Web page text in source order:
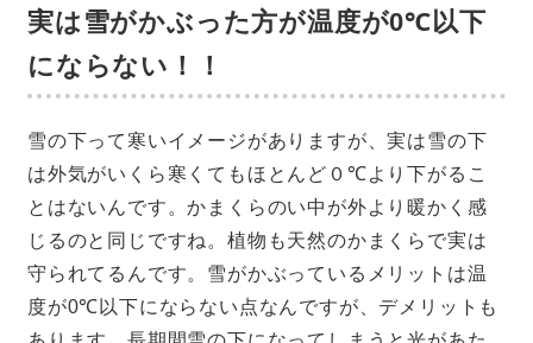
実は雪がかぶった方が温度が0℃以下
にならない！！
雪の下って寒いイメージがありますが、実は雪の下
は外気がいくら寒くてもほとんど０℃より下がるこ
とはないんです。かまくらのい中が外より暖かく感
じるのと同じですね。植物も天然のかまくらで実は
守られてるんです。雪がかぶっているメリットは温
度が0℃以下にならない点なんですが、デメリットも